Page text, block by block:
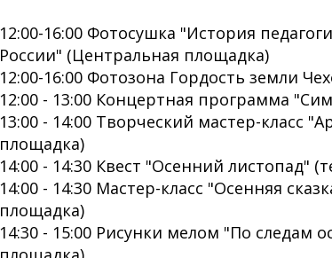
12:00-16:00 Фотосушка "История
России" (Центральная площадка)
12:00-16:00 Фотозона Гордость земли
12:00 - 13:00 Концертная программа
13:00 - 14:00 Творческий мастер-класс
площадка)
14:00 - 14:30 Квест "Осенний листопад"
14:00 - 14:30 Мастер-класс "Осенняя
площадка)
14:30 - 15:00 Рисунки мелом "По следам